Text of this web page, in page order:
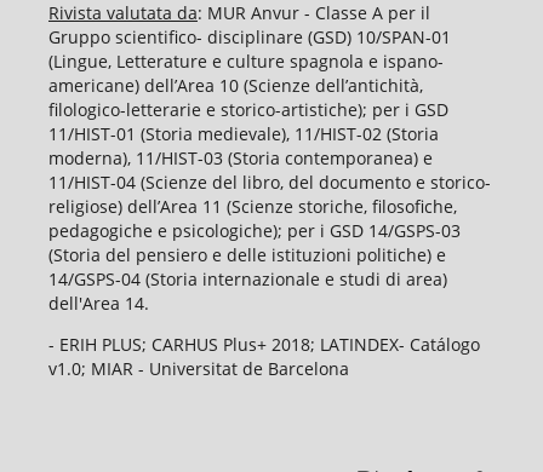
Rivista valutata da: MUR Anvur - Classe A per il
Gruppo scientifico- disciplinare (GSD) 10/SPAN-01
(Lingue, Letterature e culture spagnola e ispano-
americane) dell’Area 10 (Scienze dell’antichità,
filologico-letterarie e storico-artistiche); per i GSD
11/HIST-01 (Storia medievale), 11/HIST-02 (Storia
moderna), 11/HIST-03 (Storia contemporanea) e
11/HIST-04 (Scienze del libro, del documento e storico-
religiose) dell’Area 11 (Scienze storiche, filosofiche,
pedagogiche e psicologiche); per i GSD 14/GSPS-03
(Storia del pensiero e delle istituzioni politiche) e
14/GSPS-04 (Storia internazionale e studi di area)
dell'Area 14.
- ERIH PLUS; CARHUS Plus+ 2018; LATINDEX- Catálogo
v1.0; MIAR - Universitat de Barcelona